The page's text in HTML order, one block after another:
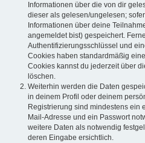
Informationen über die von dir
dieser als gelesen/ungelesen;
Informationen über deine
angemeldet bist) gespeichert.
Authentifizierungsschlüssel und
Cookies haben standardmäßig
Cookies kannst du jederzeit über
löschen.
Weiterhin werden die Daten
in deinem Profil oder deinem
Registrierung sind mindestens ein
Mail-Adresse und ein Passwort
weitere Daten als notwendig
deren Eingabe ersichtlich.